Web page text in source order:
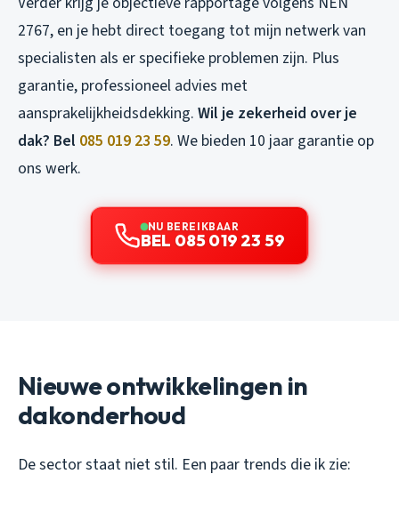
2767, en je hebt direct toegang tot mijn netwerk van
specialisten als er specifieke problemen zijn. Plus
garantie, professioneel advies met
aansprakelijkheidsdekking. Wil je zekerheid over je
dak? Bel 085 019 23 59. We bieden 10 jaar garantie op
ons werk.
NU BEREIKBAAR
BEL 085 019 23 59
Nieuwe ontwikkelingen in
dakonderhoud
De sector staat niet stil. Een paar trends die ik zie: